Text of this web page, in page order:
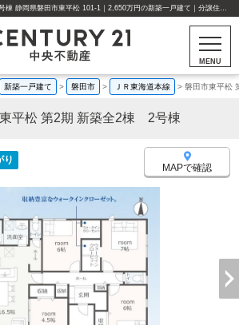
磐田市東平松 第2期 新築全2棟 2号棟 静岡県磐田市東平松 101-1｜2,650万円の新築一戸建て｜分譲住宅や新築物件｜センチュリー21中央不動産
MENU
新築一戸建て > 磐田市 > ＪＲ東海道本線 > 磐田市東平松
平松 第2期 新築全2棟 2号棟
り
MAPで確認